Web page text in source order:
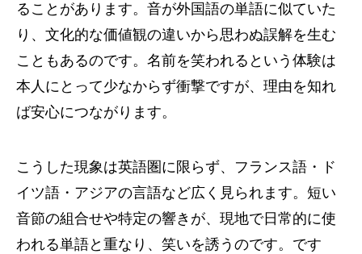
ることがあります。音が外国語の単語に似ていた
り、文化的な価値観の違いから思わぬ誤解を生む
こともあるのです。名前を笑われるという体験は
本人にとって少なからず衝撃ですが、理由を知れ
ば安心につながります。
こうした現象は英語圏に限らず、フランス語・ド
イツ語・アジアの言語など広く見られます。短い
音節の組合せや特定の響きが、現地で日常的に使
われる単語と重なり、笑いを誘うのです。です